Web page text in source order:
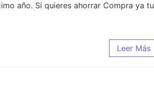
año. Si quieres ahorrar Compra ya tu
Fútbol 2022-23 – JD Blog Leer Más